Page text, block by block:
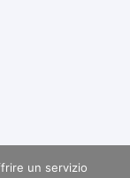
un servizio